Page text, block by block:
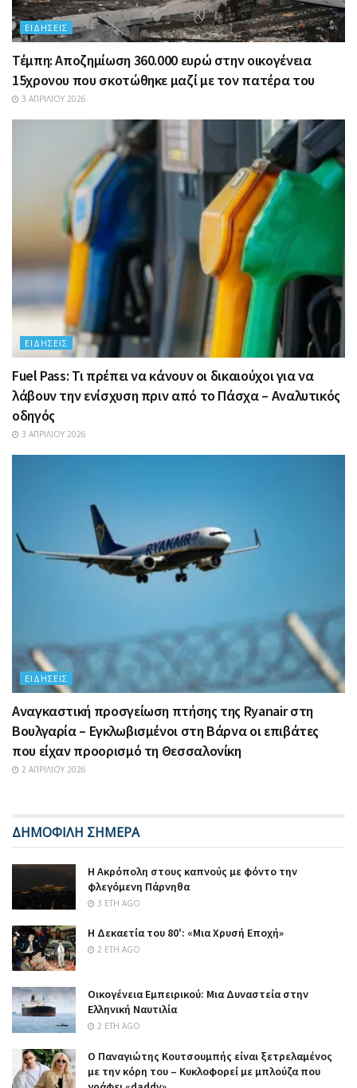
ΕΙΔΉΣΕΙΣ
Τέμπη: Αποζημίωση 360.000 ευρώ στην οικογένεια
15χρονου που σκοτώθηκε μαζί με τον πατέρα του
3 ΑΠΡΙΛΊΟΥ 2026
ΕΙΔΉΣΕΙΣ
Fuel Pass: Τι πρέπει να κάνουν οι δικαιούχοι για να
λάβουν την ενίσχυση πριν από το Πάσχα – Αναλυτικός
οδηγός
3 ΑΠΡΙΛΊΟΥ 2026
ΕΙΔΉΣΕΙΣ
Αναγκαστική προσγείωση πτήσης της Ryanair στη
Βουλγαρία – Εγκλωβισμένοι στη Βάρνα οι επιβάτες
που είχαν προορισμό τη Θεσσαλονίκη
2 ΑΠΡΙΛΊΟΥ 2026
ΔΗΜΟΦΙΛΗ ΣΗΜΕΡΑ
Η Ακρόπολη στους καπνούς με φόντο την
φλεγόμενη Πάρνηθα
3 ΈΤΗ AGO
Η Δεκαετία του 80′: «Μια Χρυσή Εποχή»
2 ΈΤΗ AGO
Οικογένεια Εμπειρικού: Μια Δυναστεία στην
Ελληνική Ναυτιλία
2 ΈΤΗ AGO
Ο Παναγιώτης Κουτσουμπής είναι ξετρελαμένος
με την κόρη του – Κυκλοφορεί με μπλούζα που